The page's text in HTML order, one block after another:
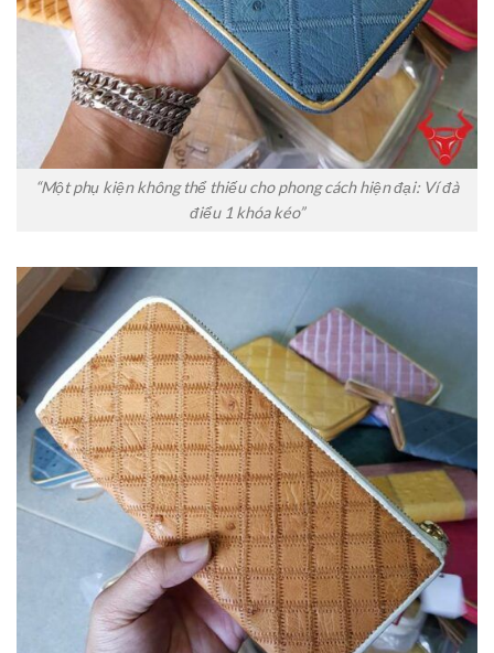
“Một phụ kiện không thể thiếu cho phong cách hiện đại: Ví đà
điểu 1 khóa kéo”